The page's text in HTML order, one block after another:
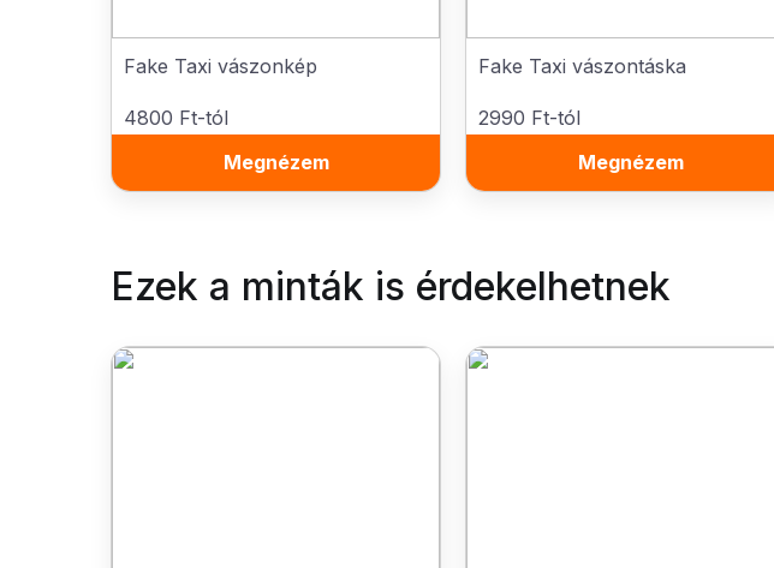
Fake Taxi vászonkép
4800 Ft-tól
Megnézem
Fake Taxi vászontáska
2990 Ft-tól
Megnézem
Ezek a minták is érdekelhetnek